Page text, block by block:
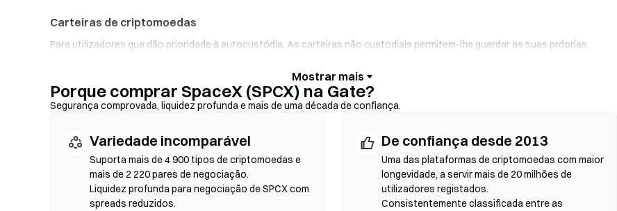
Carteiras de criptomoedas
Para utilizadores que dão prioridade à autocustódia. As carteiras não custodiais permitem-lhe guardar as suas próprias
entrada fiduciária, permitindo-lhe comprar SPCX com cartão de crédito sem passar primeiro por uma exchange. Faça sempre
uma cópia de segurança da sua frase de recuperação e verifique os endereços dos contratos antes de confirmar qualquer
transação.
Exchanges Descentralizadas (DEX)
Negoceie diretamente entre pares, sem intermediários. As DEX utilizam contratos inteligentes para executar trocas em
blockchain — não é necessário registo nem verificação de identidade. Ligue uma wallet compatível, selecione o par de tokens,
defina a tolerância de derrapagem e confirme o swap. Tenha em atenção que se aplicam taxas de gas e os preços podem
diferir dos mercados centralizados devido à profundidade de liquidez. A maioria da atividade nas DEX ocorre em blockchains
Porque comprar SpaceX (SPCX) na Gate?
Segurança comprovada, liquidez profunda e mais de uma década de confiança.
Variedade incomparável
Suporta mais de 4 900 tipos de criptomoedas e
mais de 2 220 pares de negociação.
Liquidez profunda para negociação de SPCX com
spreads reduzidos.
De confiança desde 2013
Uma das plataformas de criptomoedas com maior
longevidade, a servir mais de 20 milhões de
utilizadores registados.
Consistentemente classificada entre as